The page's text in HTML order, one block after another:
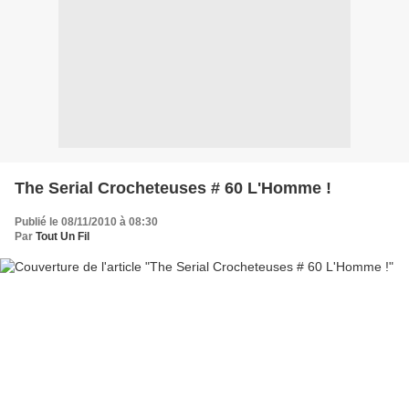
The Serial Crocheteuses # 60 L'Homme !
Publié le 08/11/2010 à 08:30
Par Tout Un Fil